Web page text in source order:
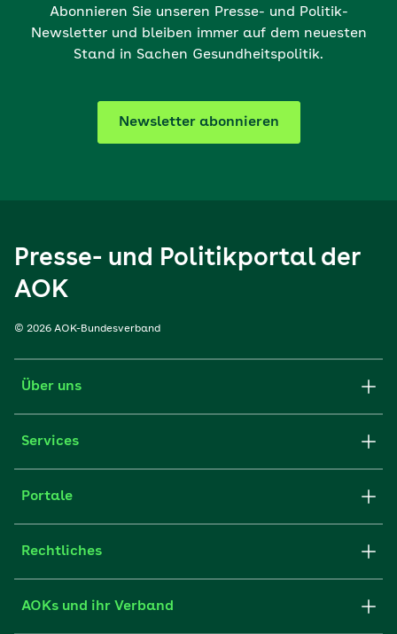
Abonnieren Sie unseren Presse- und Politik-
Newsletter und bleiben immer auf dem neuesten
Stand in Sachen Gesundheitspolitik.
Newsletter abonnieren
Presse- und Politikportal der
AOK
© 2026 AOK-Bundesverband
Über uns
Services
Portale
Rechtliches
AOKs und ihr Verband